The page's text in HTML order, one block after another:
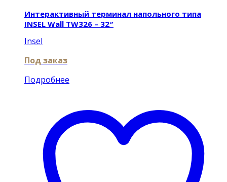
Интерактивный терминал напольного типа
INSEL Wall TW326 – 32″
Insel
Под заказ
Подробнее